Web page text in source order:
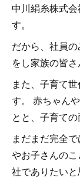
中川絹糸株式
す。
だから、社員
をし家族の皆さ
また、子育て
す。 赤ちゃん
とと、子育ての
まだまだ完全
やお子さんの
社でありたいと